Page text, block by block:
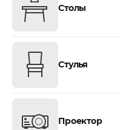
Столы
Стулья
Проектор